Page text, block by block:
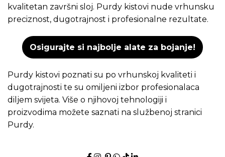
kvalitetan završni sloj. Purdy kistovi nude vrhunsku
preciznost, dugotrajnost i profesionalne rezultate.
Osigurajte si najbolje alate za bojanje!
Purdy kistovi poznati su po vrhunskoj kvaliteti i
dugotrajnosti te su omiljeni izbor profesionalaca
diljem svijeta. Više o njihovoj tehnologiji i
proizvodima možete saznati na službenoj stranici
Purdy.